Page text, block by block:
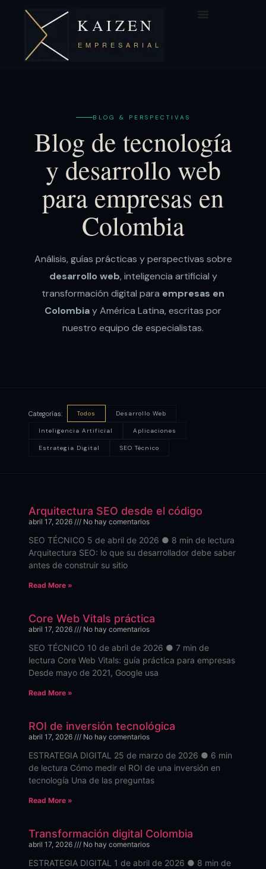
BLOG & PERSPECTIVAS
Blog de tecnología
y desarrollo web
para empresas en
Colombia
Análisis, guías prácticas y perspectivas sobre
desarrollo web, inteligencia artificial y
transformación digital para empresas en
Colombiay América Latina, escritas por
nuestro equipo de especialistas.
Categorías: Todos Desarrollo Web
Inteligencia Artificial Aplicaciones
Estrategia Digital SEO Técnico
Arquitectura SEO desde el código
abril 17, 2026 No hay comentarios
SEO TÉCNICO 5 de abril de 2026 ● 8 min de lectura
Arquitectura SEO: lo que su desarrollador debe saber
antes de construir su sitio
Read More »
Core Web Vitals práctica
abril 17, 2026 No hay comentarios
SEO TÉCNICO 10 de abril de 2026 ● 7 min de
lectura Core Web Vitals: guía práctica para empresas
Desde mayo de 2021, Google usa
Read More »
ROI de inversión tecnológica
abril 17, 2026 No hay comentarios
ESTRATEGIA DIGITAL 25 de marzo de 2026 ● 6 min
de lectura Cómo medir el ROI de una inversión en
tecnología Una de las preguntas
Read More »
Transformación digital Colombia
abril 17, 2026 No hay comentarios
ESTRATEGIA DIGITAL 1 de abril de 2026 ● 8 min de